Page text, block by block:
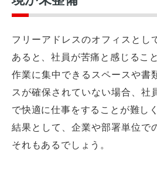
フリーアドレスのオフィスとし
あると、社員が苦痛と感じるこ
作業に集中できるスペースや書
スが確保されていない場合、社
で快適に仕事をすることが難し
結果として、企業や部署単位で
それもあるでしょう。